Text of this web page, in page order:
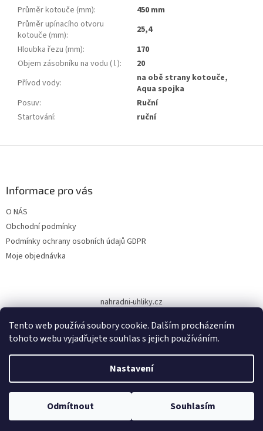
Tento web používá soubory cookie. Dalším procházením
tohoto webu vyjadřujete souhlas s jejich používáním.
Nastavení
Odmítnout Souhlasím
Průměr kotouče (mm):
450 mm
Průměr upínacího otvoru
kotouče (mm):
25,4
Hloubka řezu (mm):
170
Objem zásobníku na vodu ( l ):
20
Přívod vody:
na obě strany kotouče,
Aqua spojka
Posuv:
Ruční
Startování: ruční
Informace pro vás
O NÁS
Obchodní podmínky
Podmínky ochrany osobních údajů GDPR
Moje objednávka
nahradni-uhliky.cz
Copyright 2026www.dodilny.cz. Všechna práva vyhrazena.Upravit